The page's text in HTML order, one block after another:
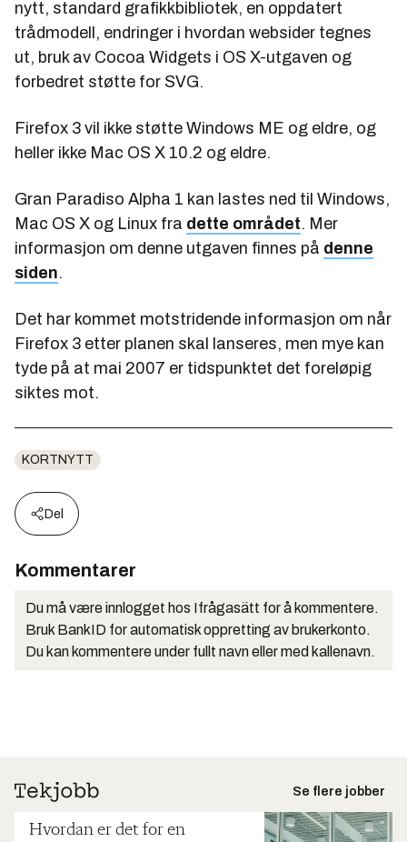
nytt, standard grafikkbibliotek, en oppdatert
trådmodell, endringer i hvordan websider tegnes
ut, bruk av Cocoa Widgets i OS X-utgaven og
forbedret støtte for SVG.
Firefox 3 vil ikke støtte Windows ME og eldre, og
heller ikke Mac OS X 10.2 og eldre.
Gran Paradiso Alpha 1 kan lastes ned til Windows,
Mac OS X og Linux fra dette området. Mer
informasjon om denne utgaven finnes på denne
siden.
Det har kommet motstridende informasjon om når
Firefox 3 etter planen skal lanseres, men mye kan
tyde på at mai 2007 er tidspunktet det foreløpig
siktes mot.
KORTNYTT
Del
Kommentarer
Du må være innlogget hos Ifrågasätt for å kommentere.
Bruk BankID for automatisk oppretting av brukerkonto.
Du kan kommentere under fullt navn eller med kallenavn.
Se flere jobber
Hvordan er det for en